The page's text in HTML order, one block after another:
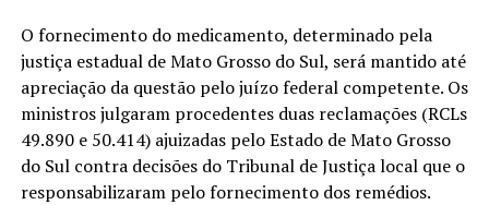
O fornecimento do medicamento, determinado pela
justiça estadual de Mato Grosso do Sul, será mantido até
apreciação da questão pelo juízo federal competente. Os
ministros julgaram procedentes duas reclamações (RCLs
49.890 e 50.414) ajuizadas pelo Estado de Mato Grosso
do Sul contra decisões do Tribunal de Justiça local que o
responsabilizaram pelo fornecimento dos remédios.